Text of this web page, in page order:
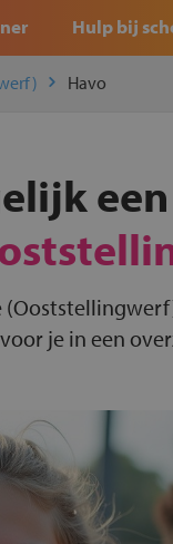
Hulp bij
Havo
je in een